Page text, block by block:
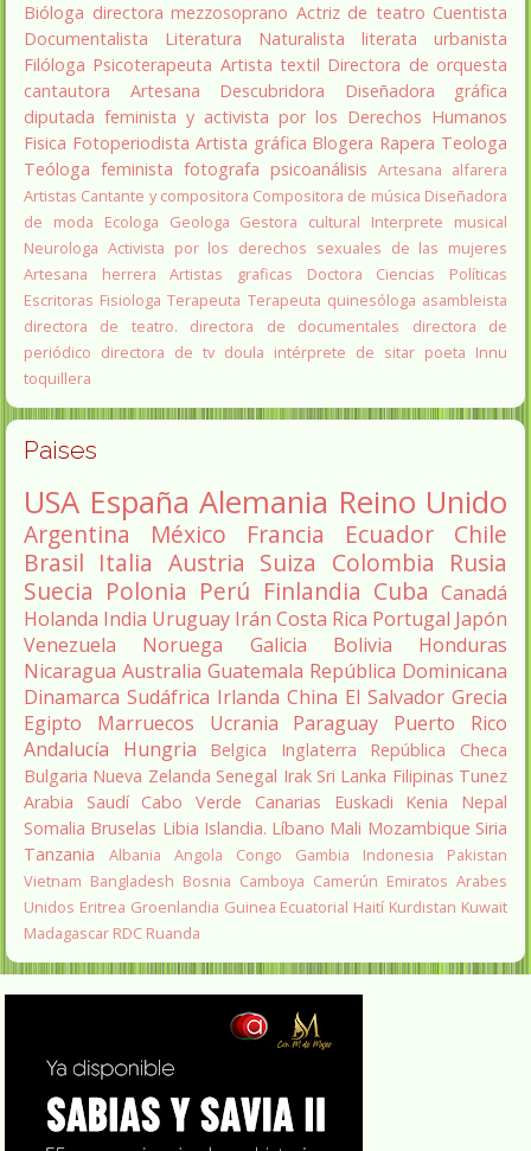
Bióloga directora mezzosoprano Actriz de teatro Cuentista
Documentalista
Literatura Naturalista literata
urbanista
Filóloga Psicoterapeuta Artista textil Directora de orquesta
cantautora
Artesana Descubridora
Diseñadora gráfica
diputada feminista y activista por los Derechos Humanos
Fisica Fotoperiodista Artista gráfica Blogera Rapera Teologa
Teóloga feminista fotografa psicoanálisis Artesana alfarera
Artistas Cantante y compositora Compositora de música Diseñadora
de moda
Ecologa Geologa Gestora cultural
Interprete musical
Neurologa Activista por los derechos sexuales de las mujeres
Artesana herrera
Artistas graficas
Doctora Ciencias Políticas
Escritoras Fisiologa Terapeuta Terapeuta quinesóloga asambleista
directora de teatro.
directora de documentales
directora de
periódico directora de tv doula intérprete de sitar poeta Innu
toquillera
Paises
USA España Alemania Reino Unido
Argentina México Francia Ecuador
Chile
Brasil Italia Austria Suiza Colombia Rusia
Suecia Polonia Perú Finlandia Cuba Canadá
Holanda India Uruguay Irán Costa Rica Portugal Japón
Venezuela
Noruega Galicia Bolivia
Honduras
Nicaragua Australia Guatemala República Dominicana
Dinamarca Sudáfrica Irlanda China El Salvador Grecia
Egipto
Marruecos Ucrania Paraguay
Puerto Rico
Andalucía
Hungria Belgica Inglaterra
República Checa
Bulgaria Nueva Zelanda Senegal Irak Sri Lanka Filipinas Tunez
Arabia Saudí Cabo Verde Canarias Euskadi Kenia
Nepal
Somalia Bruselas Libia Islandia. Líbano Mali Mozambique Siria
Tanzania
Albania Angola Congo Gambia Indonesia
Pakistan
Vietnam Bangladesh Bosnia Camboya Camerún Emiratos Arabes
Unidos Eritrea Groenlandia Guinea Ecuatorial Haití Kurdistan Kuwait
Madagascar RDC Ruanda